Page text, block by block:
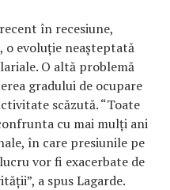
în recesiune,
o evoluţie neaşteptată
O altă problemă
gradului de ocupare
scăzută. “Toate
cu mai mulţi ani
în care presiunile pe
vor fi exacerbate de
a spus Lagarde.